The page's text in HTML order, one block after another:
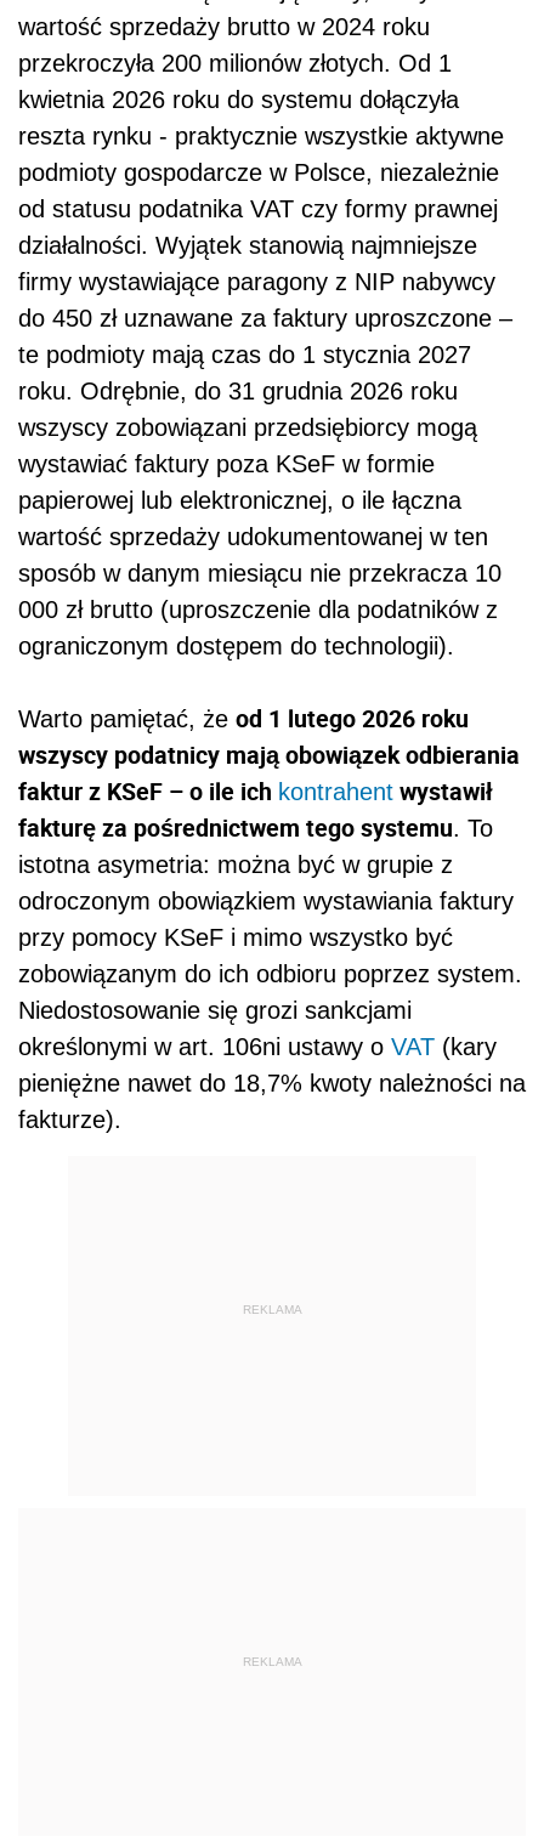
wartość sprzedaży brutto w 2024 roku
przekroczyła 200 milionów złotych. Od 1
kwietnia 2026 roku do systemu dołączyła
reszta rynku - praktycznie wszystkie aktywne
podmioty gospodarcze w Polsce, niezależnie
od statusu podatnika VAT czy formy prawnej
działalności. Wyjątek stanowią najmniejsze
firmy wystawiające paragony z NIP nabywcy
do 450 zł uznawane za faktury uproszczone –
te podmioty mają czas do 1 stycznia 2027
roku. Odrębnie, do 31 grudnia 2026 roku
wszyscy zobowiązani przedsiębiorcy mogą
wystawiać faktury poza KSeF w formie
papierowej lub elektronicznej, o ile łączna
wartość sprzedaży udokumentowanej w ten
sposób w danym miesiącu nie przekracza 10
000 zł brutto (uproszczenie dla podatników z
ograniczonym dostępem do technologii).
Warto pamiętać, że od 1 lutego 2026 roku
wszyscy podatnicy mają obowiązek odbierania
faktur z KSeF – o ile ich kontrahent wystawił
fakturę za pośrednictwem tego systemu. To
istotna asymetria: można być w grupie z
odroczonym obowiązkiem wystawiania faktury
przy pomocy KSeF i mimo wszystko być
zobowiązanym do ich odbioru poprzez system.
Niedostosowanie się grozi sankcjami
określonymi w art. 106ni ustawy o VAT (kary
pieniężne nawet do 18,7% kwoty należności na
fakturze).
REKLAMA
REKLAMA